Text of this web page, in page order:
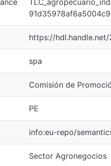
https://
spa
Comisión de
PE
info:eu-repo/
Sector Agronegocios